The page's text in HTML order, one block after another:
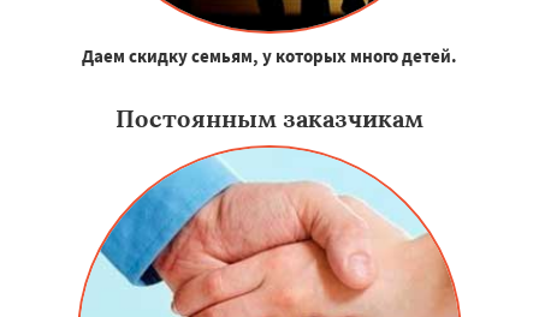
Даем скидку семьям, у которых много детей.
Постоянным заказчикам